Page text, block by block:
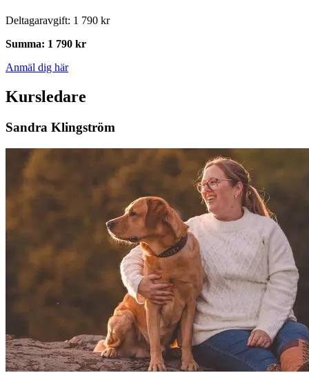
Deltagaravgift: 1 790 kr
Summa: 1 790 kr
Anmäl dig här
Kursledare
Sandra Klingström